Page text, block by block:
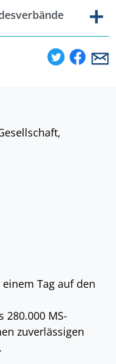
Tag auf den
280.000 MS-
zuverlässigen